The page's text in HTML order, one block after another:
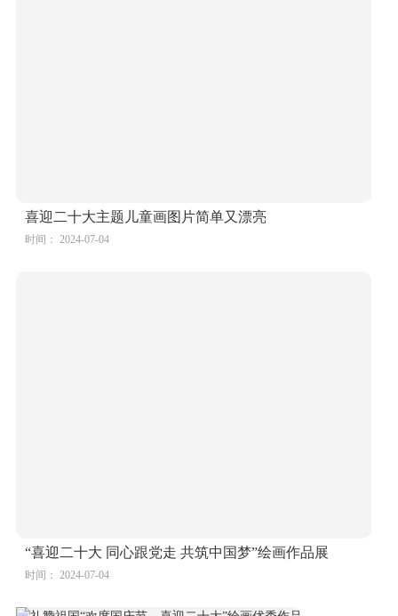
喜迎二十大主题儿童画图片简单又漂亮
时间： 2024-07-04
“喜迎二十大 同心跟党走 共筑中国梦”绘画作品展
时间： 2024-07-04